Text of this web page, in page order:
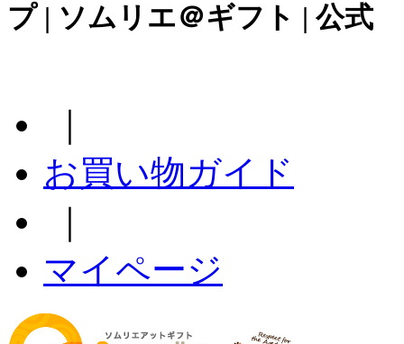
プ | ソムリエ＠ギフト | 公式
お買い物ガイド
マイページ